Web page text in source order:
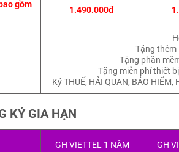
gồm
1.490.000đ
Tặng thêm
Tặng phần
Tặng miễn phí thiết
Ký THUẾ, HẢI QUAN, BẢO
KÝ GIA HẠN
GH VIETTEL 1 NĂM GH